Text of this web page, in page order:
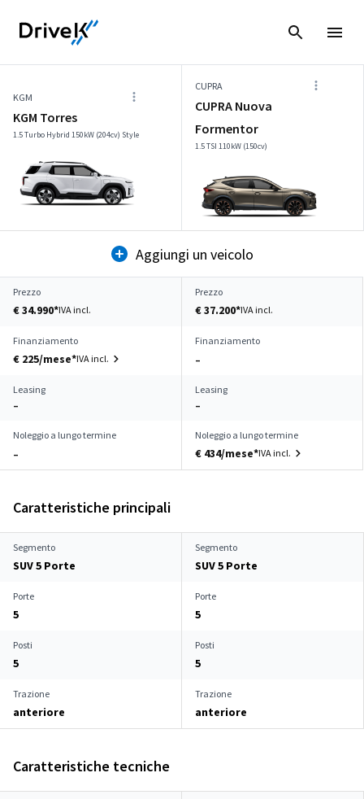
KGM
KGM Torres
1.5 Turbo Hybrid 150kW (204cv) Style
CUPRA
CUPRA Nuova
Formentor
1.5 TSI 110kW (150cv)
Aggiungi un veicolo
Prezzo
€ 34.990*IVA incl.
Prezzo
€ 37.200*IVA incl.
Finanziamento
€ 225/mese*IVA incl.
Finanziamento
–
Leasing
–
Leasing
–
Noleggio a lungo termine
–
Noleggio a lungo termine
€ 434/mese*IVA incl.
Caratteristiche principali
Segmento
SUV 5 Porte
Segmento
SUV 5 Porte
Porte
5
Porte
5
Posti
5
Posti
5
Trazione
anteriore
Trazione
anteriore
Caratteristiche tecniche